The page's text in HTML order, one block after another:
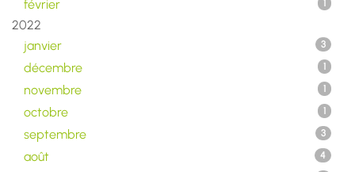
février 1
2022
janvier
3
décembre 1
novembre 1
octobre 1
septembre 3
août 4